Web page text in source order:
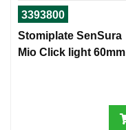
3393800
Stomiplate SenSura
Mio Click light 60mm